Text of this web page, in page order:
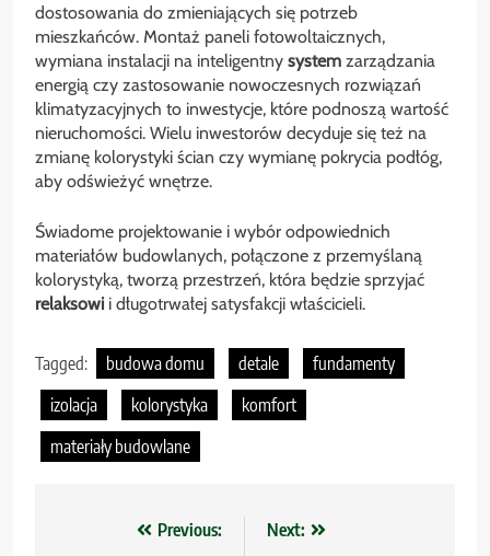
dostosowania do zmieniających się potrzeb
mieszkańców. Montaż paneli fotowoltaicznych,
wymiana instalacji na inteligentny system zarządzania
energią czy zastosowanie nowoczesnych rozwiązań
klimatyzacyjnych to inwestycje, które podnoszą wartość
nieruchomości. Wielu inwestorów decyduje się też na
zmianę kolorystyki ścian czy wymianę pokrycia podłóg,
aby odświeżyć wnętrze.
Świadome projektowanie i wybór odpowiednich
materiałów budowlanych, połączone z przemyślaną
kolorystyką, tworzą przestrzeń, która będzie sprzyjać
relaksowi i długotrwałej satysfakcji właścicieli.
Tagged: budowa domu detale
fundamenty
izolacja
kolorystyka
komfort
materiały budowlane
NawigacjaPrevious:
Next: